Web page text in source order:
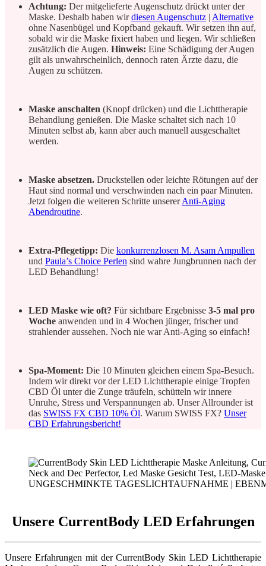
Achtung: Der mitgelieferte Augenschutz drückt unter der
Maske. Deshalb haben wirdiesen Augenschutz | Alternative
ohne Nasenbügel und Kopfband gekauft. Wir setzen ihn auf,
sobald wir die Maske fixiert haben und liegen. Wir schließen
zusätzlich die Augen. Hinweis: Eine Schädigung der Augen
gilt als unwahrscheinlich, dennoch raten Ärzte dazu, die
Augen zu schützen.
Maske anschalten (Knopf drücken) und die Lichttherapie
Behandlung genießen. Die Maske schaltet sich nach 10
Minuten selbst ab, kann aber auch manuell ausgeschaltet
werden.
Maske absetzen. Druckstellen oder leichte Rötungen auf der
Haut sind normal und verschwinden nach ein paar Minuten.
Jetzt folgen die weiteren Schritte unsererAnti-Aging
Abendroutine.
Extra-Pflegetipp: Die konkurrenzlosen M. Asam Ampullen
und Paula’s Choice Perlen sind wahre Jungbrunnen nach der
LED Behandlung!
LED Maske wie oft? Für sichtbare Ergebnisse 3-5 mal pro
Woche anwenden und in 4 Wochen jünger, frischer und
strahlender aussehen. Noch nie war Anti-Aging so einfach!
Spa-Moment: Die 10 Minuten gleichen einem Spa-Besuch.
Indem wir direkt vor der LED Lichttherapie einige Tropfen
CBD Öl unter die Zunge träufeln, schütteln wir innere
Unruhe, Stress und Verspannungen ab. Unser Allrounder ist
das SWISS FX CBD 10% Öl. Warum SWISS FX? Unser
CBD Erfahrungsbericht!
UNGESCHMINKTE TAGESLICHTAUFNAHME |
Unsere CurrentBody LED Erfahrungen
Unsere Erfahrungen mit der CurrentBody Skin LED Lichttherapie